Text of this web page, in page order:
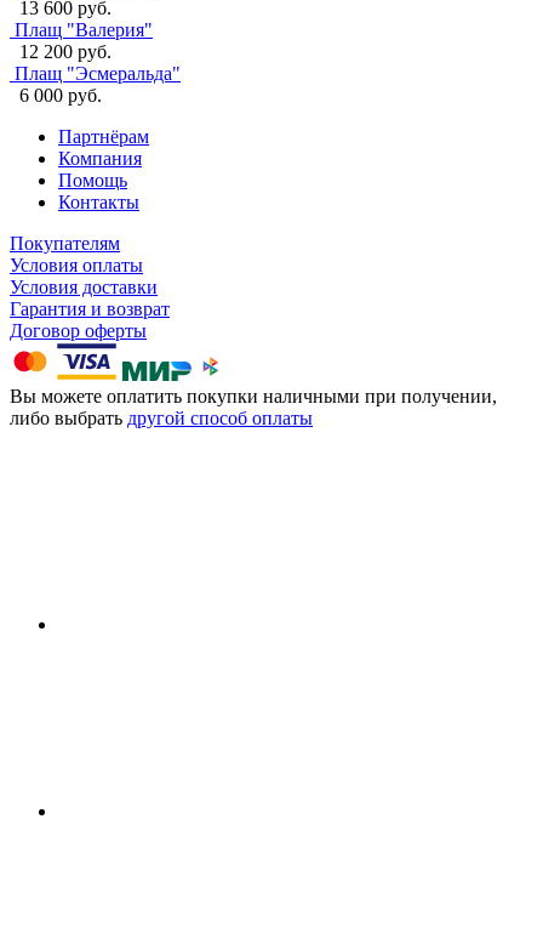
13 600 руб.
Плащ "Валерия"
12 200 руб.
Плащ "Эсмеральда"
6 000 руб.
Партнёрам
Компания
Помощь
Контакты
Покупателям
Условия оплаты
Условия доставки
Гарантия и возврат
Договор оферты
Вы можете оплатить покупки наличными при получении,
либо выбрать другой способ оплаты